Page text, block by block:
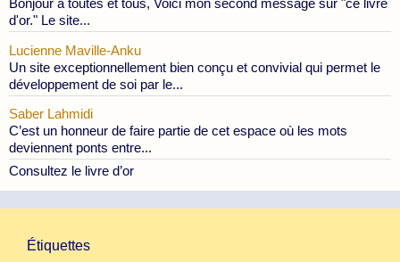
Bonjour à toutes et tous, Voici mon second message sur "ce livre
d'or." Le site...
Lucienne Maville-Anku
Un site exceptionnellement bien conçu et convivial qui permet le
développement de soi par le...
Saber Lahmidi
C’est un honneur de faire partie de cet espace où les mots
deviennent ponts entre...
Consultez le livre d’or
Étiquettes